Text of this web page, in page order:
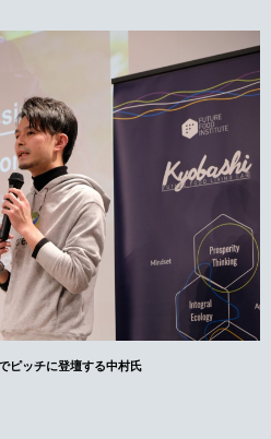
ピッチに登壇する中村氏